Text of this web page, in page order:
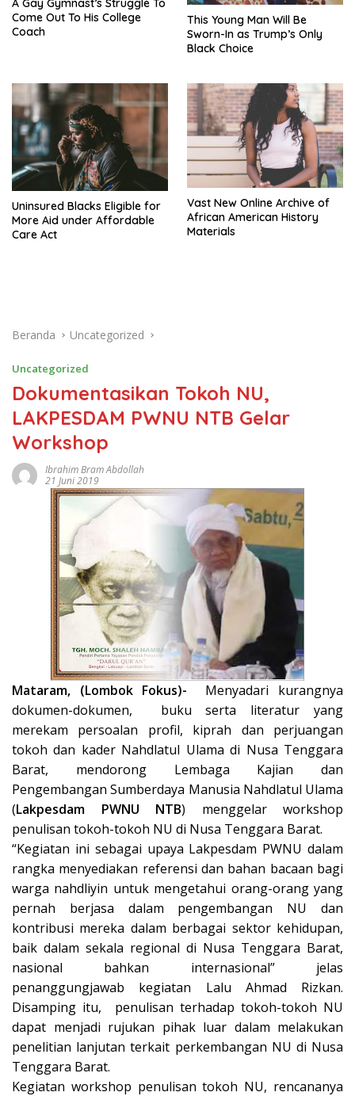
A Gay Gymnast’s Struggle To
Come Out To His College
Coach
This Young Man Will Be
Sworn-In as Trump’s Only
Black Choice
Uninsured Blacks Eligible for
More Aid under Affordable
Care Act
Vast New Online Archive of
African American History
Materials
Beranda Uncategorized
Uncategorized
Dokumentasikan Tokoh NU,
LAKPESDAM PWNU NTB Gelar
Workshop
Ibrahim Bram Abdollah
21 Juni 2019
Mataram, (Lombok Fokus)- Menyadari kurangnya
dokumen-dokumen, buku serta literatur yang
merekam persoalan profil, kiprah dan perjuangan
tokoh dan kader Nahdlatul Ulama di Nusa Tenggara
Barat, mendorong Lembaga Kajian dan
Pengembangan Sumberdaya Manusia Nahdlatul Ulama
(Lakpesdam PWNU NTB) menggelar workshop
penulisan tokoh-tokoh NU di Nusa Tenggara Barat.
“Kegiatan ini sebagai upaya Lakpesdam PWNU dalam
rangka menyediakan referensi dan bahan bacaan bagi
warga nahdliyin untuk mengetahui orang-orang yang
pernah berjasa dalam pengembangan NU dan
kontribusi mereka dalam berbagai sektor kehidupan,
baik dalam sekala regional di Nusa Tenggara Barat,
nasional bahkan internasional” jelas
penanggungjawab kegiatan Lalu Ahmad Rizkan.
Disamping itu, penulisan terhadap tokoh-tokoh NU
dapat menjadi rujukan pihak luar dalam melakukan
penelitian lanjutan terkait perkembangan NU di Nusa
Tenggara Barat.
Kegiatan workshop penulisan tokoh NU, rencananya